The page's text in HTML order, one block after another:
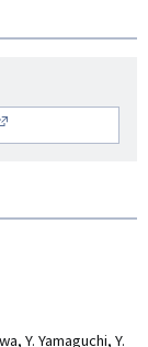
Y. Yamaguchi, Y.